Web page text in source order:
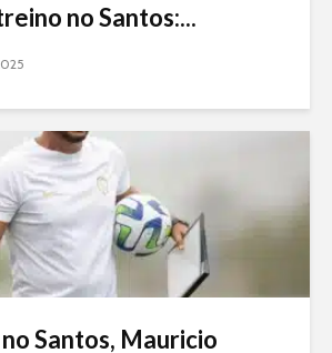
no Santos:...
Santos, Mauricio